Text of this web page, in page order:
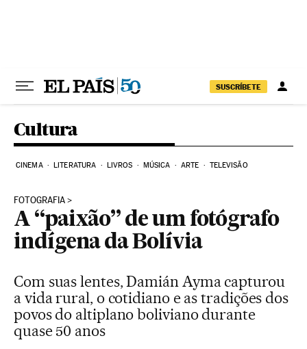
SUSCRÍBETE
Cultura
CINEMA LITERATURA LIVROS MÚSICA ARTE TELEVISÃO
FOTOGRAFIA
A “paixão” de um fotógrafo
indígena da Bolívia
Com suas lentes, Damián Ayma capturou
a vida rural, o cotidiano e as tradições dos
povos do altiplano boliviano durante
quase 50 anos